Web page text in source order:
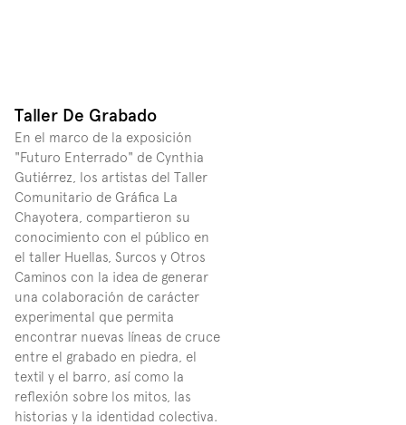
Taller De Grabado
En el marco de la exposición
"Futuro Enterrado" de Cynthia
Gutiérrez, los artistas del Taller
Comunitario de Gráfica La
Chayotera, compartieron su
conocimiento con el público en
el taller Huellas, Surcos y Otros
Caminos con la idea de generar
una colaboración de carácter
experimental que permita
encontrar nuevas líneas de cruce
entre el grabado en piedra, el
textil y el barro, así como la
reflexión sobre los mitos, las
historias y la identidad colectiva.